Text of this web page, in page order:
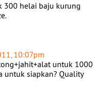
300 helai baju kurung
10:07pm
untuk 1000
untuk siapkan? Quality